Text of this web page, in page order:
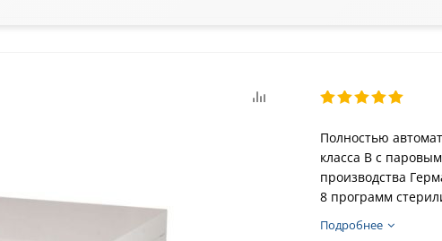
Полностью
класса B с
производства
8 программ
Подробнее